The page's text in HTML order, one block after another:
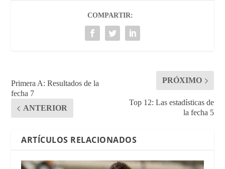
COMPARTIR:
Primera A: Resultados de la
fecha 7
ANTERIOR
PRÓXIMO
Top 12: Las estadísticas de
la fecha 5
ARTÍCULOS RELACIONADOS